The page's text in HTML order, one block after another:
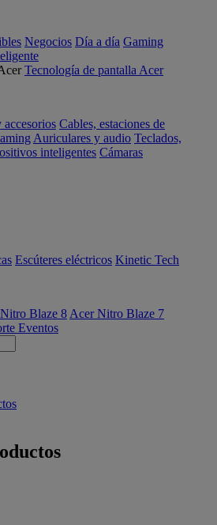
Negocios Día a día Gaming
Tecnología de pantalla Acer
accesorios Cables, estaciones de
Auriculares y audio Teclados,
inteligentes Cámaras
Escúteres eléctricos Kinetic Tech
Blaze 8 Acer Nitro Blaze 7
Eventos